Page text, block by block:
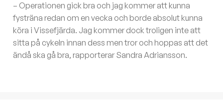
– Operationen gick bra och jag kommer att kunna
fysträna redan om en vecka och borde absolut kunna
köra i Vissefjärda. Jag kommer dock troligen inte att
sitta på cykeln innan dess men tror och hoppas att det
ändå ska gå bra, rapporterar Sandra Adriansson.